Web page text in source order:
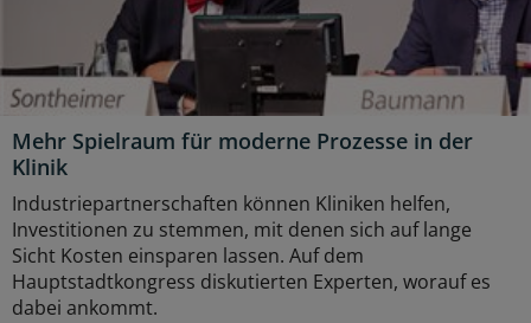
Mehr Spielraum für moderne Prozesse in der
Klinik
Industriepartnerschaften können Kliniken helfen,
Investitionen zu stemmen, mit denen sich auf lange
Sicht Kosten einsparen lassen. Auf dem
Hauptstadtkongress diskutierten Experten, worauf es
dabei ankommt.